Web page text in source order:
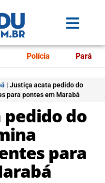
Polícia Pará
| Justiça acata pedido do
para pontes em Marabá
pedido do
para